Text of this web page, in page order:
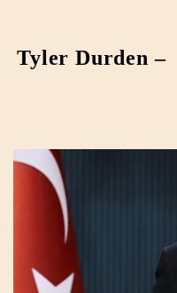
Tyler Durden –